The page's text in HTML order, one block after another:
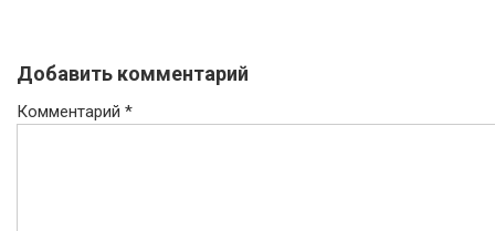
Добавить комментарий
Комментарий *